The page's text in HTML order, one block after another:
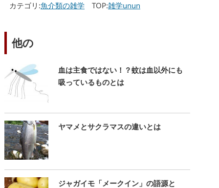
カテゴリ:魚介類の雑学TOP:雑学unun
他の
血は主食ではない！？蚊は血以外にも
吸っているものとは
ヤマメとサクラマスの違いとは
ジャガイモ「メークイン」の語源と